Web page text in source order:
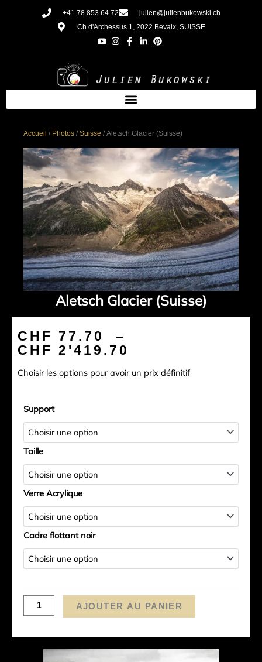
+41 78 853 64 72
julien@julienbukowski.ch
Ch d'Archessus 1, 2022 Bevaix, SUISSE
Accueil / Photos / Suisse / Aletsch Glacier (Suisse)
Aletsch Glacier (Suisse)
CHF 77.70
–
CHF 2'419.70
CHF 77.70
Choisir les options pour avoir un prix définitif
Support
Taille
Verre Acrylique
Cadre flottant noir
de
Aletsch
Glacier
(Suisse)
AJOUTER AU PANIER